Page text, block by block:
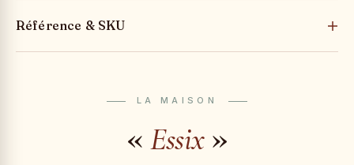
Référence & SKU
LA MAISON
« Essix»